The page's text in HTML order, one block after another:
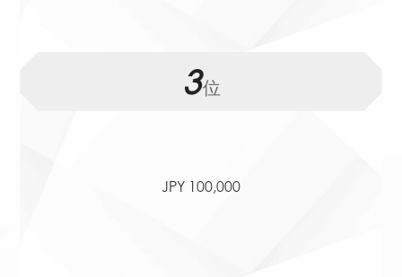
3位
JPY 100,000